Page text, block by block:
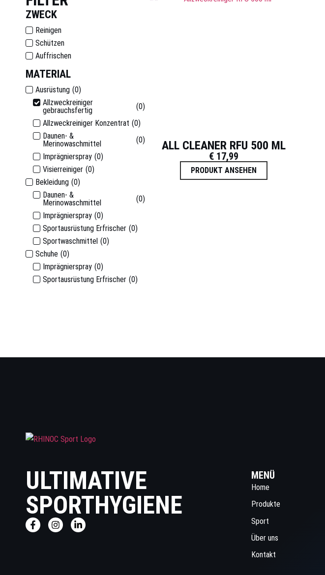
ZWECK
Reinigen
Schützen
Auffrischen
MATERIAL
Ausrüstung (0)
Allzweckreiniger
gebrauchsfertig
(0)
Allzweckreiniger Konzentrat (0)
Daunen- &
Merinowaschmittel
(0)
Imprägnierspray (0)
Visierreiniger (0)
Bekleidung (0)
Daunen- &
Merinowaschmittel
(0)
Imprägnierspray (0)
Sportausrüstung Erfrischer (0)
Sportwaschmittel (0)
Schuhe (0)
Imprägnierspray (0)
Sportausrüstung Erfrischer (0)
ALL CLEANER RFU 500 ML
€ 17,99
PRODUKT ANSEHEN
ULTIMATIVE
SPORTHYGIENE
MENÜ
Home
Produkte
Sport
Über uns
Kontakt